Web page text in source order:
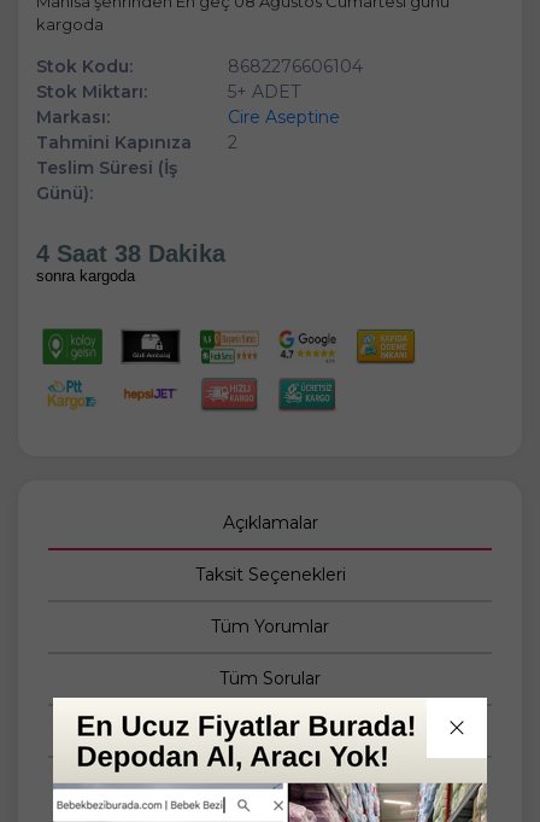
kargoda
Stok Kodu:
8682276606104
Stok Miktarı:
5+ ADET
Markası:
Cire Aseptine
Tahmini Kapınıza
Teslim Süresi (İş
Günü):
2
4 Saat 38 Dakika
sonra kargoda
Açıklamalar
Taksit Seçenekleri
Tüm Yorumlar
Tüm Sorular
Anket